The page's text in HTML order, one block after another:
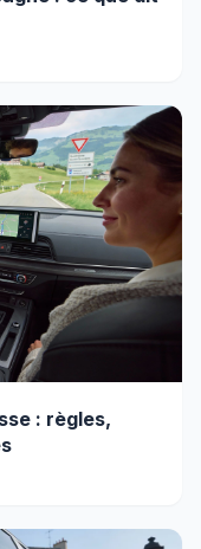
: règles,